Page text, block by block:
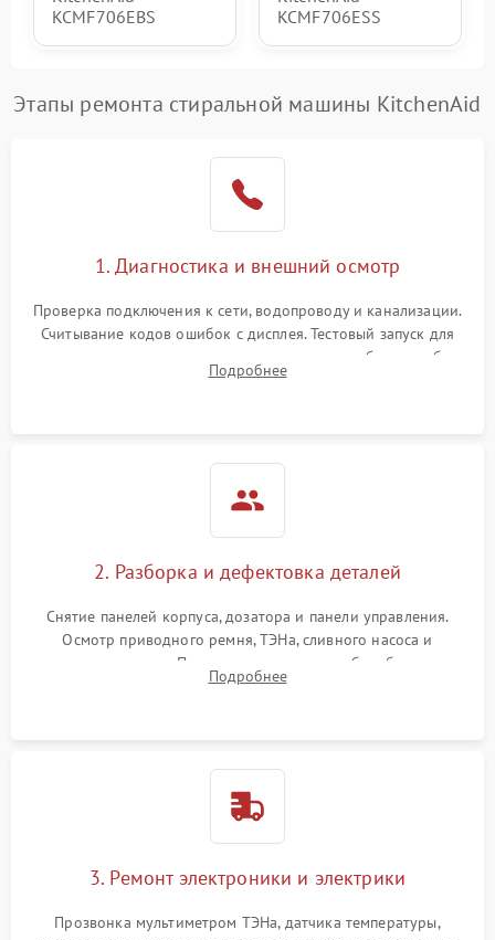
KCMF706EBS
KCMF706ESS
Этапы ремонта стиральной машины KitchenAid
1. Диагностика и внешний осмотр
Проверка подключения к сети, водопроводу и канализации.
Считывание кодов ошибок с дисплея. Тестовый запуск для
выявления посторонних шумов, протечек или сбоев в работе
электронного модуля управления.
Подробнее
2. Разборка и дефектовка деталей
Снятие панелей корпуса, дозатора и панели управления.
Осмотр приводного ремня, ТЭНа, сливного насоса и
амортизаторов. Проверка подшипников барабана и
крестовины на износ, а манжеты люка на разрывы.
Подробнее
3. Ремонт электроники и электрики
Прозвонка мультиметром ТЭНа, датчика температуры,